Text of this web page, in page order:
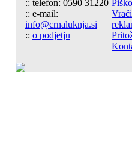
:: telefon: 0590 31220
:: e-mail:
info@crnaluknja.si
:: o podjetju